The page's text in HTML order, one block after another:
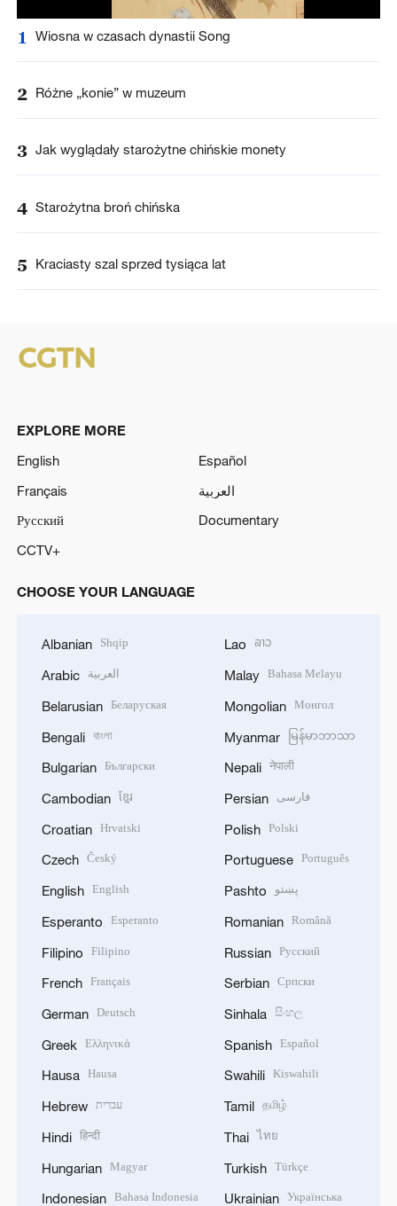
1 Wiosna w czasach dynastii Song
2 Różne „konie” w muzeum
3 Jak wyglądały starożytne chińskie monety
4 Starożytna broń chińska
5 Kraciasty szal sprzed tysiąca lat
EXPLORE MORE
English
Español
Français
العربية
Русский
Documentary
CCTV+
CHOOSE YOUR LANGUAGE
Albanian Shqip
Arabic العربية
Belarusian Беларуская
Bengali বাংলা
Bulgarian Български
Cambodian ខ្មែរ
Croatian Hrvatski
Czech Český
English English
Esperanto Esperanto
Filipino Filipino
French Français
German Deutsch
Greek Ελληνικά
Hausa Hausa
Hebrew עברית
Hindi हिन्दी
Hungarian Magyar
Indonesian Bahasa Indonesia
Lao ລາວ
Malay Bahasa Melayu
Mongolian Монгол
Myanmar မြန်မာဘာသာ
Nepali नेपाली
Persian فارسی
Polish Polski
Portuguese Português
Pashto پښتو
Romanian Română
Russian Русский
Serbian Српски
Sinhala සිංහල
Spanish Español
Swahili Kiswahili
Tamil தமிழ்
Thai ไทย
Turkish Türkçe
Ukrainian Українська